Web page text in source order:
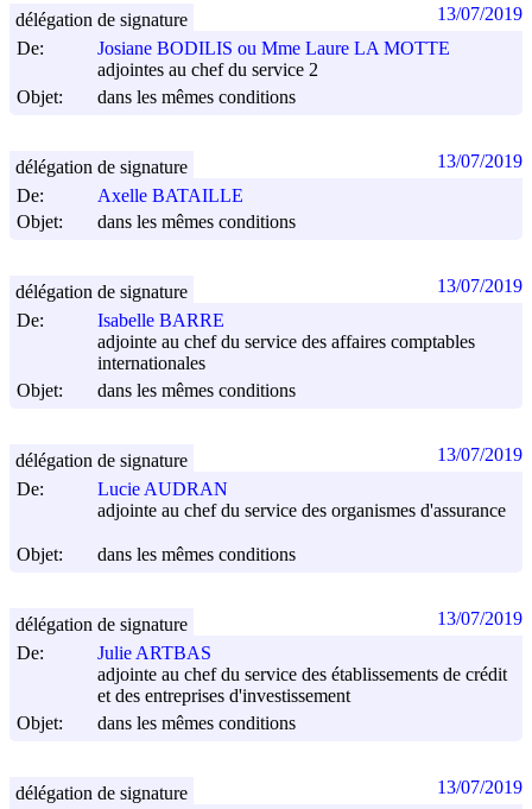
De:
Josiane BODILIS ou Mme Laure LA MOTTE
adjointes au chef du service 2
Objet:
dans les mêmes conditions
délégation de signature 13/07/2019
De:
Axelle BATAILLE
Objet:
dans les mêmes conditions
délégation de signature 13/07/2019
De:
Isabelle BARRE
adjointe au chef du service des affaires comptables
internationales
Objet:
dans les mêmes conditions
délégation de signature 13/07/2019
De:
Lucie AUDRAN
adjointe au chef du service des organismes d'assurance
Objet: dans les mêmes conditions
délégation de signature 13/07/2019
De:
Julie ARTBAS
adjointe au chef du service des établissements de crédit
et des entreprises d'investissement
Objet:
dans les mêmes conditions
délégation de signature 13/07/2019
délégation de signature 13/07/2019